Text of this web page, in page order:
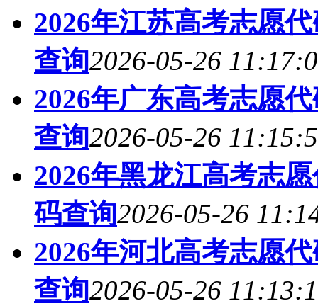
2026年江苏高考志愿
查询2026-05-26
2026年广东高考志愿
查询2026-05-26
2026年黑龙江高考志
码查询2026-05-26
2026年河北高考志愿
查询2026-05-26